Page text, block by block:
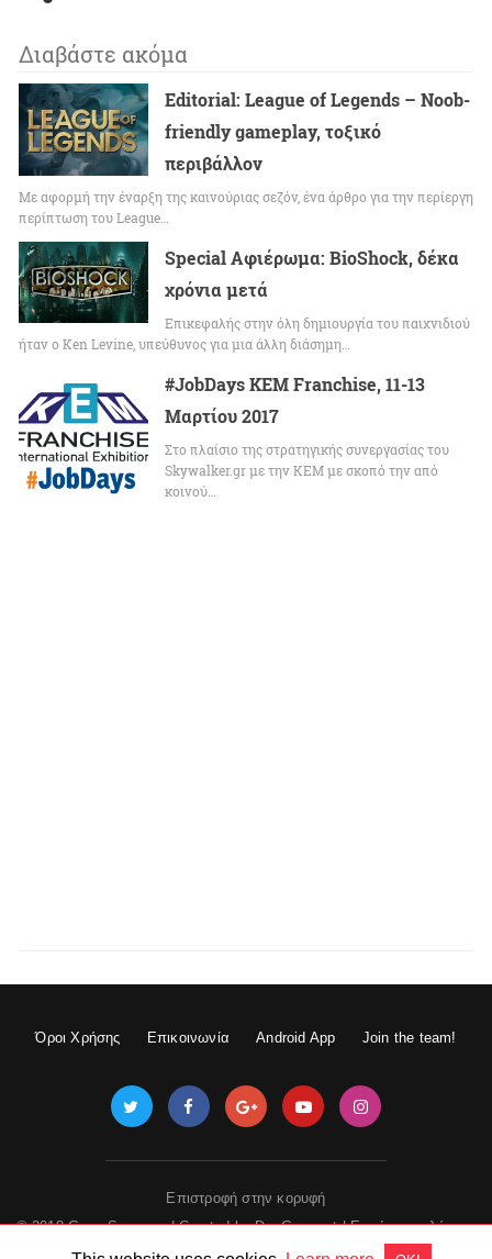
Διαβάστε ακόμα
Editorial: League of Legends – Noob-
friendly gameplay, τοξικό
περιβάλλον
Με αφορμή την έναρξη της καινούριας σεζόν, ένα άρθρο για την περίεργη
περίπτωση του League…
Special Αφιέρωμα: BioShock, δέκα
χρόνια μετά
Επικεφαλής στην όλη δημιουργία του παιχνιδιού
ήταν ο Ken Levine, υπεύθυνος για μια άλλη διάσημη…
#JobDays KEM Franchise, 11-13
Μαρτίου 2017
Στο πλαίσιο της στρατηγικής συνεργασίας του
Skywalker.gr με την ΚΕΜ με σκοπό την από
κοινού…
Όροι Χρήσης Επικοινωνία Android App Join the team!
Επιστροφή στην κορυφή
© 2018 GameSpace.gr | Created byDevGuru.net|Εμφάνιση πλήρους